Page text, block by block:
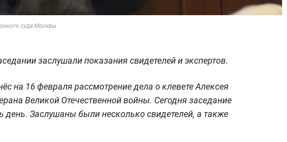
суда Москвы
заслушали показания свидетелей и экспертов.
на 16 февраля рассмотрение дела о клевете Алексея
Великой Отечественной войны. Сегодня заседание
день. Заслушаны были несколько свидетелей, а также